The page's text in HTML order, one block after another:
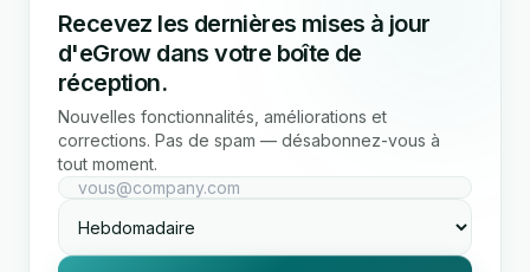
Recevez les dernières mises à jour
d'eGrow dans votre boîte de
réception.
Nouvelles fonctionnalités, améliorations et
corrections. Pas de spam — désabonnez-vous à
tout moment.